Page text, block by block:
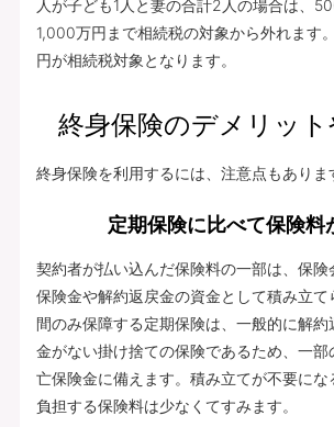
人が子ども1人と妻の合計2人の場合は、
1,000万円まで相続税の対象から外れます
円が相続税対象となります。
終身保険のデメリット
終身保険を利用するには、注意点もありま
定期保険に比べて保険料
契約者が払い込んだ保険料の一部は、保
保険金や解約返戻金の資金として積み立て
間のみ保障する定期保険は、一般的に解
金がない掛け捨ての保険であるため、一
亡保険金に備えます。積み立てが不要に
負担する保険料は少なくてすみます。